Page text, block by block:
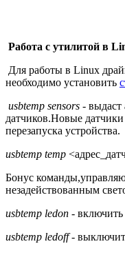
Работа с утилитой в
Для работы в Linux
необходимо установить
usbtemp sensors - выдаст
датчиков.Новые
перезапуска устройства.
usbtemp temp
Бонус
незадействованным
usbtemp ledon - включить
usbtemp ledoff -